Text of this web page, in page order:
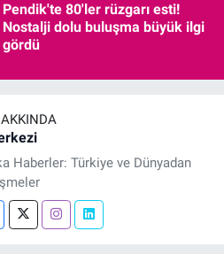
Pendik'te 80'ler rüzgarı esti!
Nostalji dolu buluşma büyük ilgi
gördü
Haberler: Türkiye ve Dünyadan